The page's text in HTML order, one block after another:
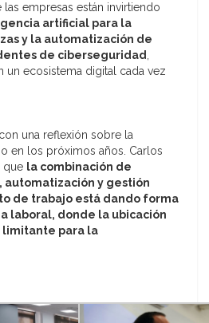
empresas están invirtiendo
artificial para la
y la automatización de
de ciberseguridad,
un ecosistema digital cada vez
una reflexión sobre la
en los próximos años. Carlos
que la combinación de
y gestión
de trabajo está dando forma
laboral, donde la ubicación
limitante para la